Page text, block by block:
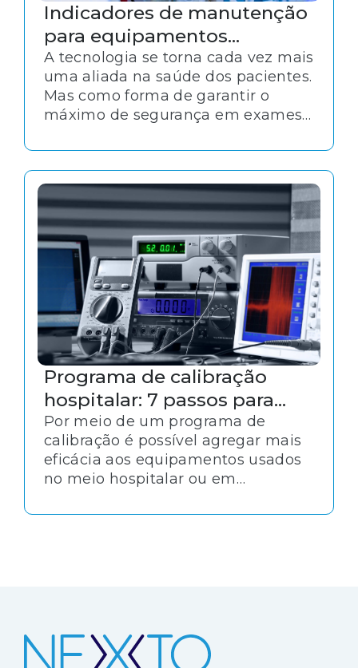
Indicadores de manutenção
para equipamentos
hospitalares
A tecnologia se torna cada vez mais
uma aliada na saúde dos pacientes.
Mas como forma de garantir o
máximo de segurança em exames
dos equipamentos hospitalares
deve obedecer uma rotina rígida.
Programa de calibração
hospitalar: 7 passos para
implementar
Por meio de um programa de
calibração é possível agregar mais
eficácia aos equipamentos usados
no meio hospitalar ou em
contas, essa atividade contribui